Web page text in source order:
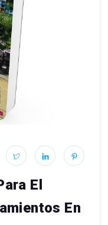
El
En